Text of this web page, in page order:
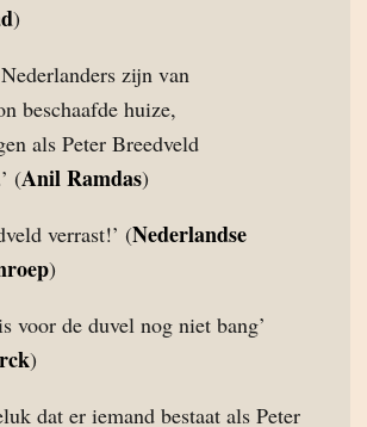
)
zijn van
beschaafde huize,
als Peter Breedveld
(Anil Ramdas)
verrast!’ (Nederlandse
)
voor de duvel nog niet bang’
)
dat er iemand bestaat als Peter